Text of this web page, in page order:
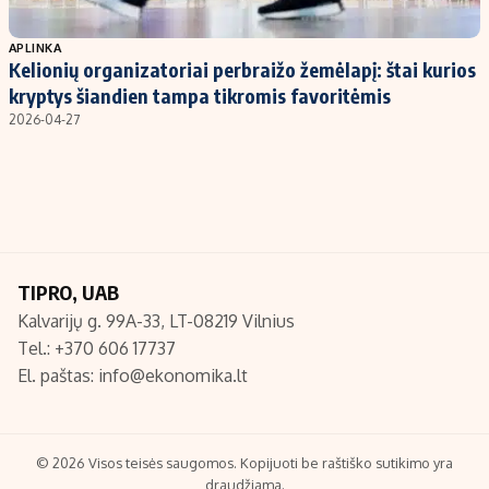
Populiarios temos
Investavimas
Akcijų rinka
Titulinis
Nedarbo išmokos skaičiuoklė
Redakcija
Turinio žymėjimo taisyklės
APLINKA
Kelionių organizatoriai perbraižo žemėlapį: štai kurios
kryptys šiandien tampa tikromis favoritėmis
2026-04-27
TIPRO, UAB
Kalvarijų g. 99A-33, LT-08219 Vilnius
Tel.: +370 606 17737
El. paštas: info@ekonomika.lt
© 2026 Visos teisės saugomos. Kopijuoti be raštiško sutikimo yra
draudžiama.